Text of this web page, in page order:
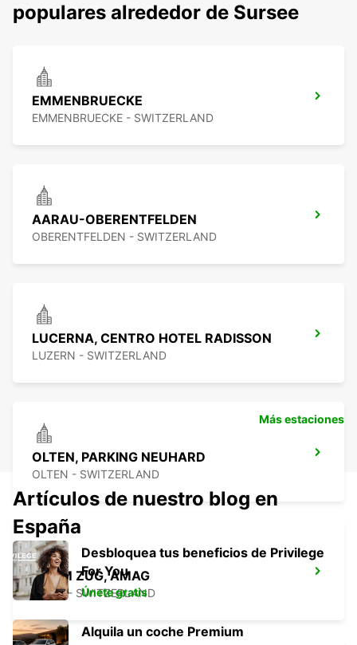
populares alrededor de Sursee
EMMENBRUECKE
EMMENBRUECKE - SWITZERLAND
AARAU-OBERENTFELDEN
OBERENTFELDEN - SWITZERLAND
LUCERNA, CENTRO HOTEL RADISSON
LUZERN - SWITZERLAND
OLTEN, PARKING NEUHARD
OLTEN - SWITZERLAND
CHAM ZUG, AMAG
CHAM - SWITZERLAND
Más estaciones
Artículos de nuestro blog en
España
Desbloquea tus beneficios de Privilege
For You
Únete gratis
Alquila un coche Premium